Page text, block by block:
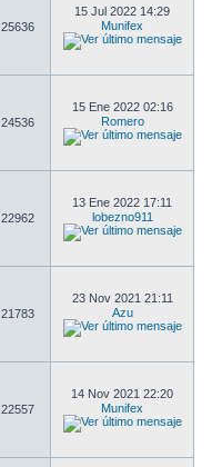
25636
15 Jul 2022 14:29
Munifex
24536
15 Ene 2022 02:16
Romero
22962
13 Ene 2022 17:11
lobezno911
21783
23 Nov 2021 21:11
Azu
22557
14 Nov 2021 22:20
Munifex